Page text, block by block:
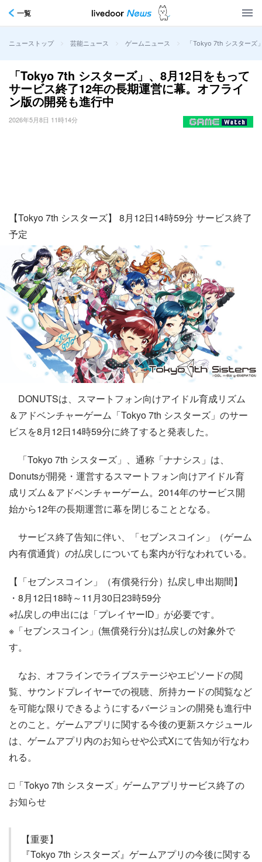
一覧
ニューストップ > 芸能ニュース > ゲームニュース > 「Tokyo 7th シスターズ
「Tokyo 7th シスターズ」、8月12日をもって
サービス終了12年の長期運営に幕。オフライ
ン版の開発も進行中
2026年5月8日 11時14分
【Tokyo 7th シスターズ】 8月12日14時59分 サービス終了
予定
DONUTSは、スマートフォン向けアイドル育成リズム
＆アドベンチャーゲーム「Tokyo 7th シスターズ」のサー
ビスを8月12日14時59分に終了すると発表した。
「Tokyo 7th シスターズ」、通称「ナナシス」は、
Donutsが開発・運営するスマートフォン向けアイドル育
成リズム＆アドベンチャーゲーム。2014年のサービス開
始から12年の長期運営に幕を閉じることとなる。
サービス終了告知に伴い、「セブンスコイン」（ゲーム
内有償通貨）の払戻しについても案内が行なわれている。
【「セブンスコイン」（有償発行分）払戻し申出期間】
・8月12日18時～11月30日23時59分
※払戻しの申出には「プレイヤーID」が必要です。
※「セブンスコイン」(無償発行分)は払戻しの対象外で
す。
なお、オフラインでライブステージやエピソードの閲
覧、サウンドプレイヤーでの視聴、所持カードの閲覧など
を可能な限りできるようにするバージョンの開発も進行中
とのこと。ゲームアプリに関する今後の更新スケジュール
は、ゲームアプリ内のお知らせや公式Xにて告知が行なわ
れる。
□「Tokyo 7th シスターズ」ゲームアプリサービス終了の
お知らせ
【重要】
『Tokyo 7th シスターズ』ゲームアプリの今後に関する